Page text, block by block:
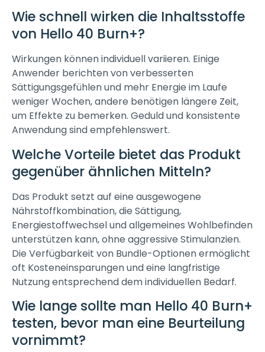
Wie schnell wirken die Inhaltsstoffe
von Hello 40 Burn+?
Wirkungen können individuell variieren. Einige
Anwender berichten von verbesserten
Sättigungsgefühlen und mehr Energie im Laufe
weniger Wochen, andere benötigen längere Zeit,
um Effekte zu bemerken. Geduld und konsistente
Anwendung sind empfehlenswert.
Welche Vorteile bietet das Produkt
gegenüber ähnlichen Mitteln?
Das Produkt setzt auf eine ausgewogene
Nährstoffkombination, die Sättigung,
Energiestoffwechsel und allgemeines Wohlbefinden
unterstützen kann, ohne aggressive Stimulanzien.
Die Verfügbarkeit von Bundle-Optionen ermöglicht
oft Kosteneinsparungen und eine langfristige
Nutzung entsprechend dem individuellen Bedarf.
Wie lange sollte man Hello 40 Burn+
testen, bevor man eine Beurteilung
vornimmt?